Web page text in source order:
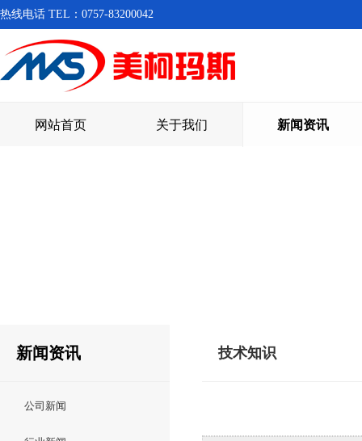
热线电话 TEL：0757-83200042
网站首页 关于我们 新闻资讯
新闻资讯
公司新闻
技术知识